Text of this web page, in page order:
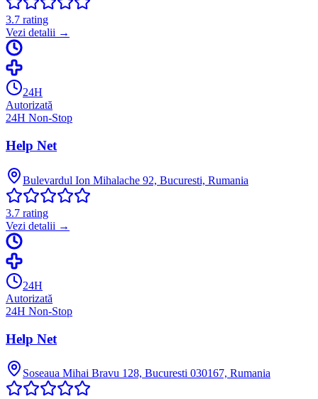
3.7 rating
Vezi detalii →
24H
Autorizată
24H Non-Stop
Help Net
Bulevardul Ion Mihalache 92, Bucuresti, Rumania
3.7 rating
Vezi detalii →
24H
Autorizată
24H Non-Stop
Help Net
Soseaua Mihai Bravu 128, Bucuresti 030167, Rumania